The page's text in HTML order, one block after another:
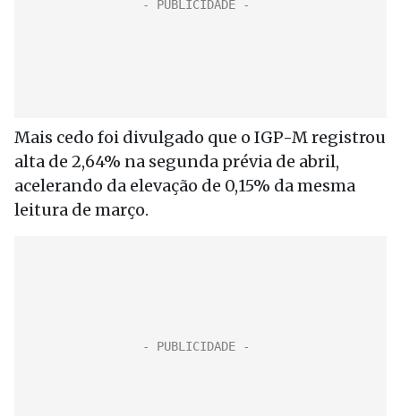
Mais cedo foi divulgado que o IGP-M registrou
alta de 2,64% na segunda prévia de abril,
acelerando da elevação de 0,15% da mesma
leitura de março.